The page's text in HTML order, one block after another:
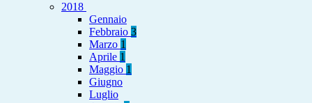
2018
Gennaio
Febbraio 3
Marzo 1
Aprile 1
Maggio 1
Giugno
Luglio